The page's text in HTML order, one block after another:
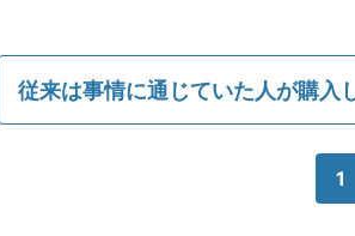
従来は事情に通じていた人が購入
1